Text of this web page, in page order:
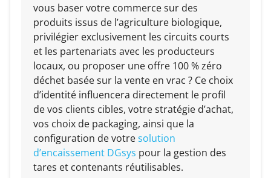
vous baser votre commerce sur des
produits issus de l’agriculture biologique,
privilégier exclusivement les circuits courts
et les partenariats avec les producteurs
locaux, ou proposer une offre 100 % zéro
déchet basée sur la vente en vrac ? Ce choix
d’identité influencera directement le profil
de vos clients cibles, votre stratégie d’achat,
vos choix de packaging, ainsi que la
configuration de votresolution
d’encaissement DGsys pour la gestion des
tares et contenants réutilisables.